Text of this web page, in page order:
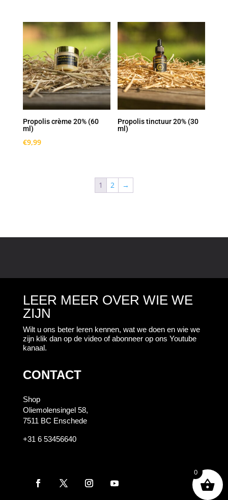
Propolis crème 20% (60
ml)
€9,99
Propolis tinctuur 20% (30
ml)
1 2 →
LEER MEER OVER WIE WE
ZIJN
Wilt u ons beter leren kennen, wat we doen en wie we
zijn klik dan op de video of abonneer op ons Youtube
kanaal.
CONTACT
Shop
Oliemolensingel 58,
7511 BC Enschede
+31 6 53456640
0